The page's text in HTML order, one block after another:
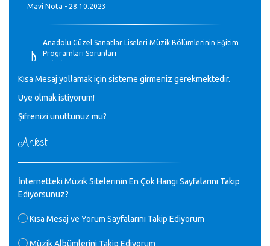
Mavi Nota - 28.10.2023
♪
Anadolu Güzel Sanatlar Liseleri Müzik Bölümlerinin Eğitim
Programları Sorunları
♪
GEÇMİŞ OLSUN TÜRKİYE!
Mavi Nota - 07.02.2023
♪
30 yıl sonra karşılaşmak çok güzel Kurtuluş, teveccüh
M.Semih Baylan - 08.01.2023
♪
Değerli Müfit hocama en içten sevgi saygılarımı iletin
yaptım.1994 yılında derginin bu daldaki ödülüne layık
Kısa Mesaj yollamak için sisteme girmeniz gerekmektedir.
Üye olmak istiyorum!
Şifrenizi unuttunuz mu?
Anket
İnternetteki Müzik Sitelerinin En Çok Hangi Sayfalarını Takip
Ediyorsunuz?
Kısa Mesaj ve Yorum Sayfalarını Takip Ediyorum
Müzik Albümlerini Takip Ediyorum